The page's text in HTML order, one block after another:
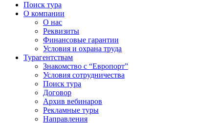
Поиск тура
О компании
О нас
Реквизиты
Финансовые гарантии
Условия и охрана труда
Турагентствам
Знакомство с “Европорт”
Условия сотрудничества
Поиск тура
Договор
Архив вебинаров
Рекламные туры
Направления